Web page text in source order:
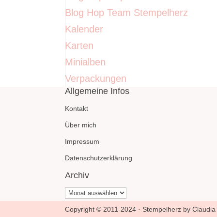
Blog Hop Team Stempelherz
Kalender
Karten
Minialben
Verpackungen
Allgemeine Infos
Kontakt
Über mich
Impressum
Datenschutzerklärung
Archiv
Archiv
Copyright © 2011-2024 · Stempelherz by